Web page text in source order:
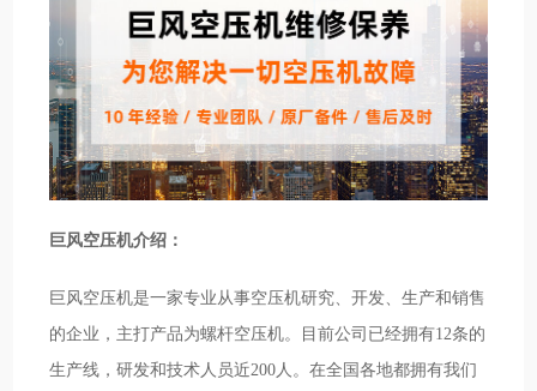
巨风空压机介绍：
巨风空压机是一家专业从事空压机研究、开发、生产和销售
的企业，主打产品为螺杆空压机。目前公司已经拥有12条的
生产线，研发和技术人员近200人。在全国各地都拥有我们